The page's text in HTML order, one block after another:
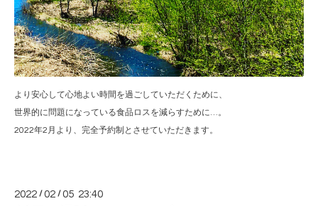
より安心して心地よい時間を過ごしていただくために、
世界的に問題になっている食品ロスを減らすために…。
2022年2月より、完全予約制とさせていただきます。
2022 /02 /05 23:40